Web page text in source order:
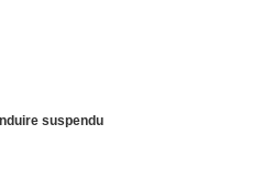
suspendu